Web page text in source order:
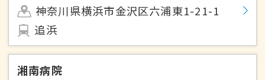
神奈川県横浜市金沢区六浦東1-21-1
追浜
湘南病院